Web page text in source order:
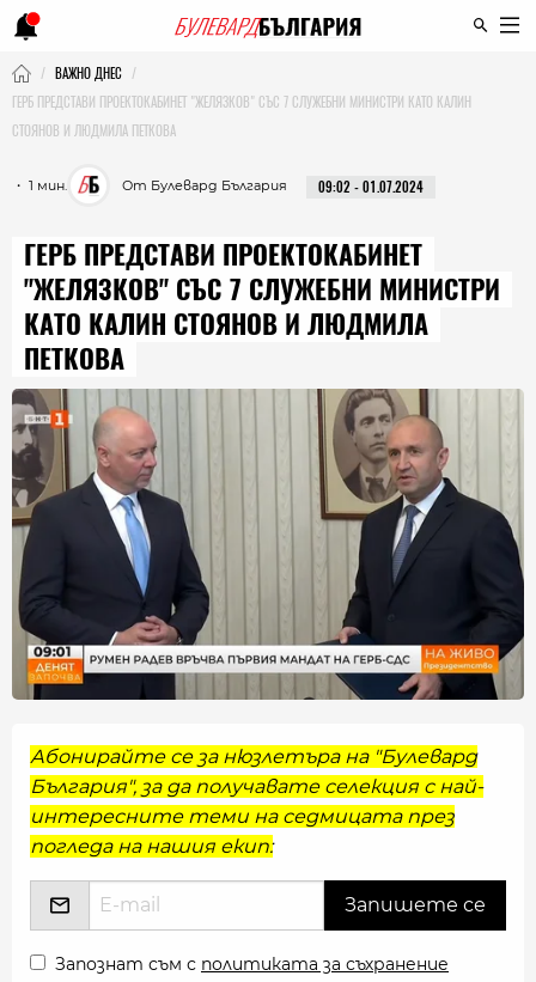
ВАЖНО ДНЕС
ГЕРБ ПРЕДСТАВИ ПРОЕКТОКАБИНЕТ "ЖЕЛЯЗКОВ" СЪС 7 СЛУЖЕБНИ МИНИСТРИ КАТО КАЛИН
СТОЯНОВ И ЛЮДМИЛА ПЕТКОВА
・ 1 мин. От Булевард България 09:02 - 01.07.2024
ГЕРБ ПРЕДСТАВИ ПРОЕКТОКАБИНЕТ
"ЖЕЛЯЗКОВ" СЪС 7 СЛУЖЕБНИ МИНИСТРИ
КАТО КАЛИН СТОЯНОВ И ЛЮДМИЛА
ПЕТКОВА
Абонирайте се за нюзлетъра на "Булевард
България", за да получавате селекция с най-
интересните теми на седмицата през
погледа на нашия екип:
Запознат съм с политиката за съхранение